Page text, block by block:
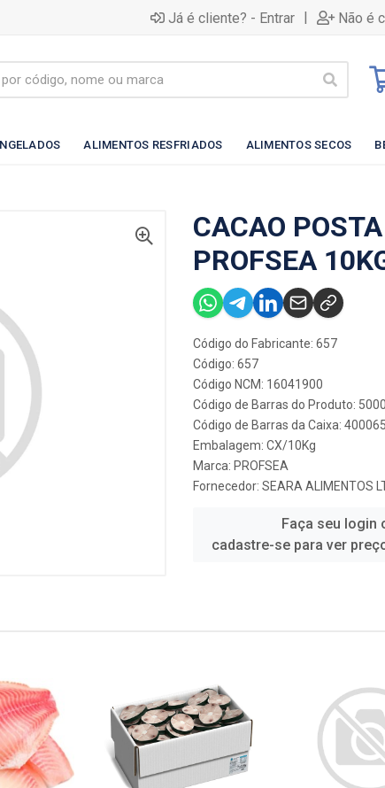
Já é cliente? - Entrar | Não é
ALIMENTOS RESFRIADOS ALIMENTOS SECOS
CACAO
PROFSEA
Código do Fabricante: 657
Código: 657
Código NCM: 16041900
Código de Barras do Produto:
Código de Barras da Caixa:
Embalagem: CX/10Kg
Marca: PROFSEA
Fornecedor: SEARA ALIMENTOS
Faça seu login
cadastre-se para ver